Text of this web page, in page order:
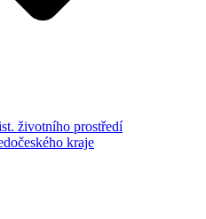
životního prostředí
kraje